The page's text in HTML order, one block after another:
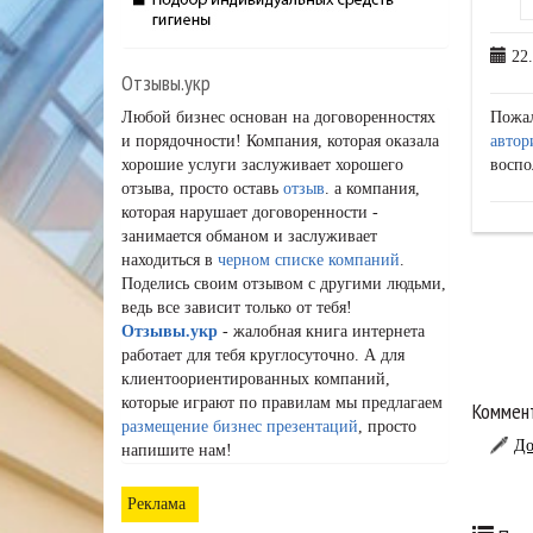
Отзывы.укр
Любой бизнес основан на договоренностях
и порядочности! Компания, которая оказала
хорошие услуги заслуживает хорошего
отзыва, просто оставь отзыв. а компания,
которая нарушает договоренности -
занимается обманом и заслуживает
находиться в черном списке компаний.
Поделись своим отзывом с другими людьми,
ведь все зависит только от тебя!
Отзывы.укр - жалобная книга интернета
работает для тебя круглосуточно. А для
клиентоориентированных компаний,
которые играют по правилам мы предлагаем
размещение бизнес презентаций, просто
напишите нам!
Реклама